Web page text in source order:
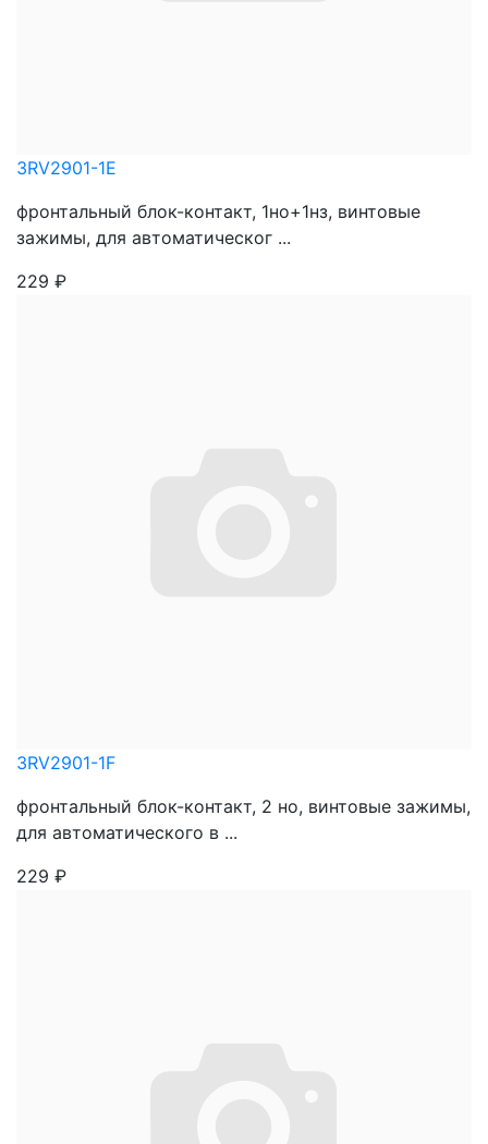
3RV2901-1E
фронтальный блок-контакт, 1но+1нз, винтовые
зажимы, для автоматическог ...
229 ₽
3RV2901-1F
фронтальный блок-контакт, 2 но, винтовые зажимы,
для автоматического в ...
229 ₽